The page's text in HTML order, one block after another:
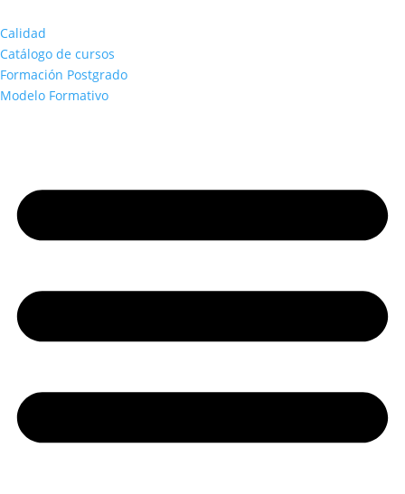
Calidad
Catálogo de cursos
Formación Postgrado
Modelo Formativo